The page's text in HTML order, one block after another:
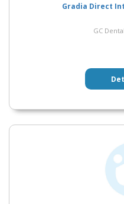
Gradia Direct
GC